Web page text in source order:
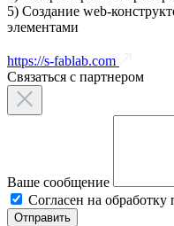
5) Создание web-
элементами
https://s-fablab.com
Связаться с партнером
Ваше сообщение
Согласен на
Отправить